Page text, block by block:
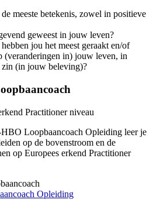
meeste betekenis, zowel in positieve
geweest in jouw leven?
jou het meest geraakt en/of
(veranderingen in) jouw leven, in
(in jouw beleving)?
Practitioner niveau
Loopbaancoach Opleiding leer je
op de bovenstroom en de
op Europees erkend Practitioner
Opleiding